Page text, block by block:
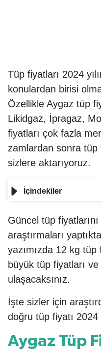
Tüp fiyatları 2024
konulardan birisi
Özellikle Aygaz tüp
Likidgaz, İpragaz,
fiyatları çok fazla
zamlardan sonra tüp
sizlere aktarıyoruz.
İçindekiler
Güncel tüp
araştırmaları
yazımızda 12 kg tüp
büyük tüp fiyatları
ulaşacaksınız.
İşte sizler için
doğru tüp fiyatı
Aygaz Tüp